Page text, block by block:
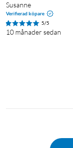
Susanne
Verifierad köpare
5/5
10 månader sedan